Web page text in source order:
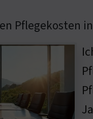
Pflegekosten